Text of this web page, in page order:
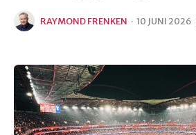
RAYMOND FRENKEN · 10 JUNI 2026